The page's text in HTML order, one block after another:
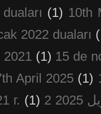
(1) 10th
2022 duaları
2021 (1) 15 de
April 2025 (1)
г. (1)